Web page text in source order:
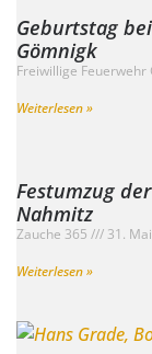
Geburtstag
Gömnigk
Freiwillige Feuerwehr
Weiterlesen »
Festumzug
Nahmitz
Zauche 365 31.
Weiterlesen »